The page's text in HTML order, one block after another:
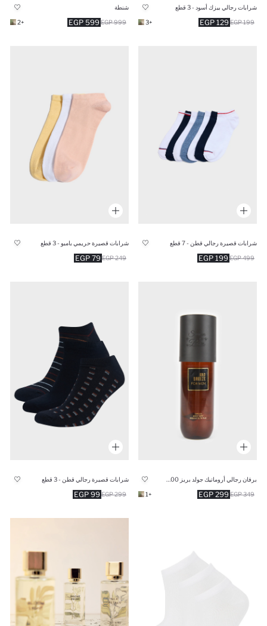
شرابات رجالي بيزك أسود - 3 قطع
129 EGP 199 EGP
+3
شنطة
599 EGP 999 EGP
+2
شرابات قصيرة رجالي قطن - 7 قطع
199 EGP 499 EGP
شرابات قصيرة حريمي بامبو - 3 قطع
79 EGP 249 EGP
299 EGP 349 EGP
+1
شرابات قصيرة رجالي قطن - 3 قطع
99 EGP 299 EGP